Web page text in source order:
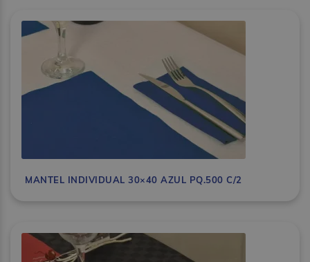
MANTEL INDIVIDUAL 30×40 AZUL PQ.500 C/2